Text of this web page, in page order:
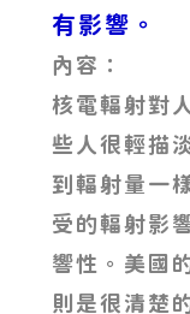
有影響。
內容：
核電輻射對
些人很輕描
到輻射量一
受的輻射影
響性。美國
則是很清楚